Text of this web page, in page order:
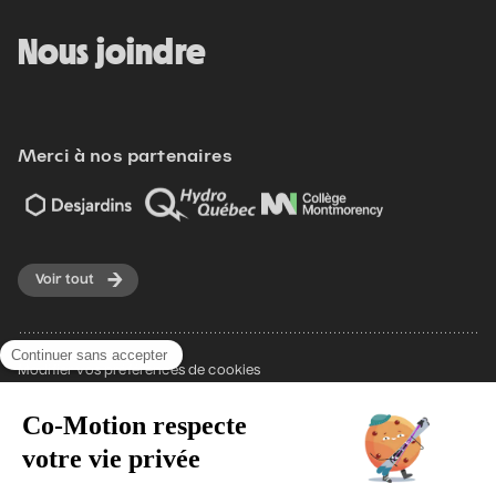
Nous joindre
Merci à nos partenaires
Voir tout
© 2026 Co-Motion. Tous droits réservés.
Politique d'achat
Politique de confidentialité
Modifier vos préférences de cookies